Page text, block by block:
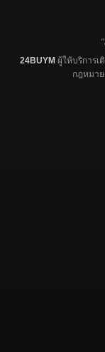
24BUYMผู้ให้บริการเ
กฎหมา